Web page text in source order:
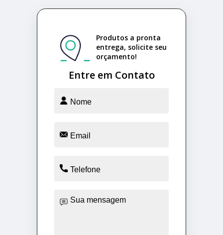
Entre em Contato
Produtos a pronta
entrega, solicite seu
orçamento!